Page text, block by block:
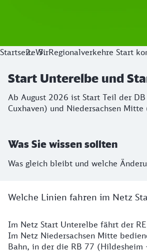
StartseiteWirRegionalverkehre Start
Start Unterelbe und
Ab August 2026 ist Start Teil der
Cuxhaven) und Niedersachsen
Was Sie wissen sollten
Was gleich bleibt und welche
Welche Linien fahren im Netz
Details
Im Netz Start Unterelbe fährt der
Im Netz Niedersachsen Mitte
Bahn, in der die RB 77